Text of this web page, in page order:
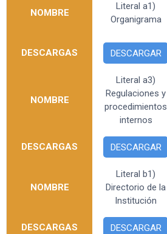
NOMBRE
Literal a1)
Organigrama
DESCARGAS DESCARGAR
NOMBRE
Literal a3)
Regulaciones y
procedimientos
internos
DESCARGAS DESCARGAR
NOMBRE
Literal b1)
Directorio de la
Institución
DESCARGAS DESCARGAR